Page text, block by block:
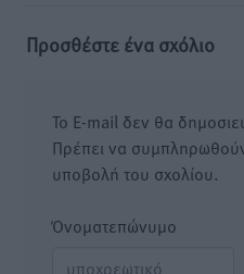
Προσθέστε ένα σχόλιο
Το E-mail δεν θα
Πρέπει να
υποβολή του σχολίου.
Όνοματεπώνυμο